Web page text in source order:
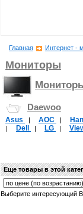
Главная Интернет -
Мониторы
Daewoo
Asus | AOC |
| Dell | LG |
Еще товары в этой
Выберите интересующий